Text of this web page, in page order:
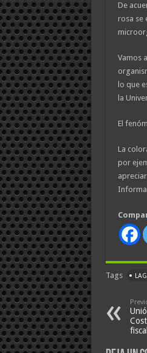
De
rosa se
Vamos
lo que
la
El
La
por
Tags